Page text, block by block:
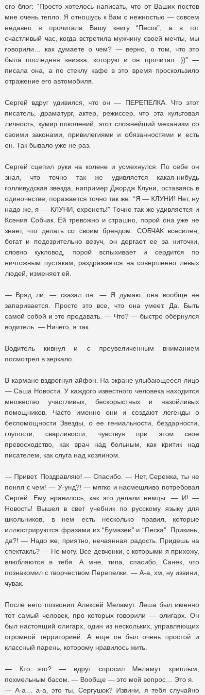
его блог: “Просто хотелось написать, что от Ваших постов
мне очень тепло. Я отношусь к Вам с нежностью — совсем
недавно я прочитала Вашу книгу “Песок”, а в тот
счастливый час, когда встретила мужчину своей мечты, мы
говорили… как думаете о чем? — верно, о том, что это
была последняя книжка, которую и он прочитал :))” —
писала она, а по стеклу кафе в это время проскользило
отражение его автомобиля.
Сергей вдруг удивился, что он — ПЕРЕПЕЛКА. Что этот
писатель, драматург, актер, режиссер, что эта культовая
личность, кумир поколений, этот сложнейший механизм со
своими законами, привилегиями и обязанностями и есть
он. Так бывало уже не раз.
Сергей сцепил руки на колене и усмехнулся. По себе он
знал, что точно так же удивляется какая-нибудь
голливудская звезда, например Джордж Клуни, оставаясь в
одиночестве, поражается точно так же: “Я — КЛУНИ! Нет, ну
надо же, я — КЛУНИ, охренеть!” Точно так же удивляется и
Ксения Собчак. Ей тревожно и страшно, порой она уже не
знает, что делать со своим брендом. СОБЧАК всесилен,
богат и подозрительно везуч, он дергает ее за ниточки,
словно кукловод, порой вспыхивает и сердится по
ничтожным пустякам, раздражается на совершенно левых
людей, изменяет ей.
— Вряд ли, — сказал он. — Я думаю, она вообще не
запаривается. Просто это все, что она умеет. Да. Быть
самой собой и это продавать. — Что? — быстро обернулся
водитель. — Ничего, я так.
Водитель кивнул и с преувеличенным вниманием
посмотрел в зеркало.
В кармане вздрогнул айфон. На экране улыбающееся лицо
— Саша Новости. У каждого известного человека находится
множество участливых, бескорыстных и назойливых
помощников. Часто именно они и создают легенды о
беспомощности Звезды, о ее гениальности, бездарности,
глупости, сварливости, чувствуя при этом свое
превосходство, как врач над больным, как критик над
писателем, как слуга над хозяином.
— Привет. Поздравляю! — Спасибо. — Нет, Сережка, ты не
понял с чем! — У-унд?! — мягко и насмешливо потребовал
Сергей. Ему нравилось, как это делали немцы. — И! —
Новость! Вышел в свет учебник по русскому языку для
школьников, в нем есть несколько правил, которые
иллюстрируются фразами из “Бумазеи” и “Песка”. Прикинь,
да?! — Надо же, приятно, нечаянная радость. Придешь на
спектакль? — Не могу. Все девчонки, с которыми я прихожу,
влюбляются в тебя. А мне, типа, спасибо, Санек, что
познакомил с творчеством Перепелки. — А-а, хм, ну извини,
чувак.
После него позвонил Алексей Меламут. Леша был именно
тот самый человек, про которых говорили — олигарх. Он
был настоящий олигарх, один из нескольких, управляющих
огромной территорией. А еще он был очень простой и
классный парень, которому нравилось жить.
— Кто это? — вдруг спросил Меламут хриплым,
похмельным басом. — Вообще — это мой вопрос… Это я.
— А-а… а-а, это ты, Сергушок? Извини, я тебя случайно